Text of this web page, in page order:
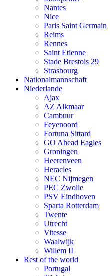
Nantes
Nice
Paris Saint Germain
Reims
Rennes
Saint Etienne
Stade Brestois 29
Strasbourg
Nationalmannschaft
Niederlande
Ajax
AZ Alkmaar
Cambuur
Feyenoord
Fortuna Sittard
GO Ahead Eagles
Groningen
Heerenveen
Heracles
NEC Nijmegen
PEC Zwolle
PSV Eindhoven
Sparta Rotterdam
Twente
Utrecht
Vitesse
Waalwijk
Willem II
Rest of the world
Portugal